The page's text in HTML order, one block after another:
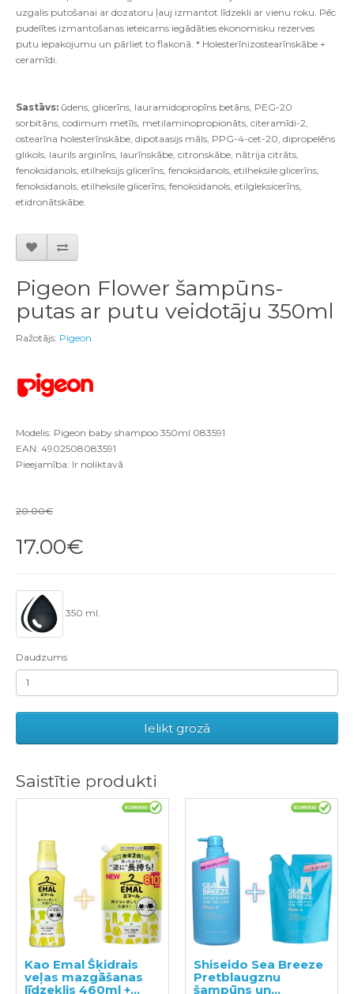
uzgalis putošanai ar dozatoru ļauj izmantot līdzekli ar vienu roku. Pēc
pudelītes izmantošanas ieteicams iegādāties ekonomisku rezerves
putu iepakojumu un pārliet to flakonā. * Holesterīnizostearīnskābe +
ceramīdi.
Sastāvs: ūdens, glicerīns, lauramidopropīns betāns, PEG-20
sorbitāns, codimum metīls, metilaminopropionāts, citeramīdi-2,
ostearīna holesterīnskābe, dipotaasijs māls, PPG-4-cet-20, dipropelēns
glikols, laurils arginīns, laurīnskābe, citronskābe, nātrija citrāts,
fenoksidanols, etilheksijs glicerīns, fenoksidanols, etilheksile glicerīns,
fenoksidanols, etilheksile glicerīns, fenoksidanols, etilgleksicerīns,
etidronātskābe.
Pigeon Flower šampūns-
putas ar putu veidotāju 350ml
Ražotājs: Pigeon
Modelis: Pigeon baby shampoo 350ml 083591
EAN: 4902508083591
Pieejamība: Ir noliktavā
20.00€
17.00€
350 ml.
Daudzums
Ielikt grozā
Saistītie produkti
Kao Emal Šķidrais
veļas mazgāšanas
līdzeklis 460ml +
Shiseido Sea Breeze
Pretblaugznu
šampūns un